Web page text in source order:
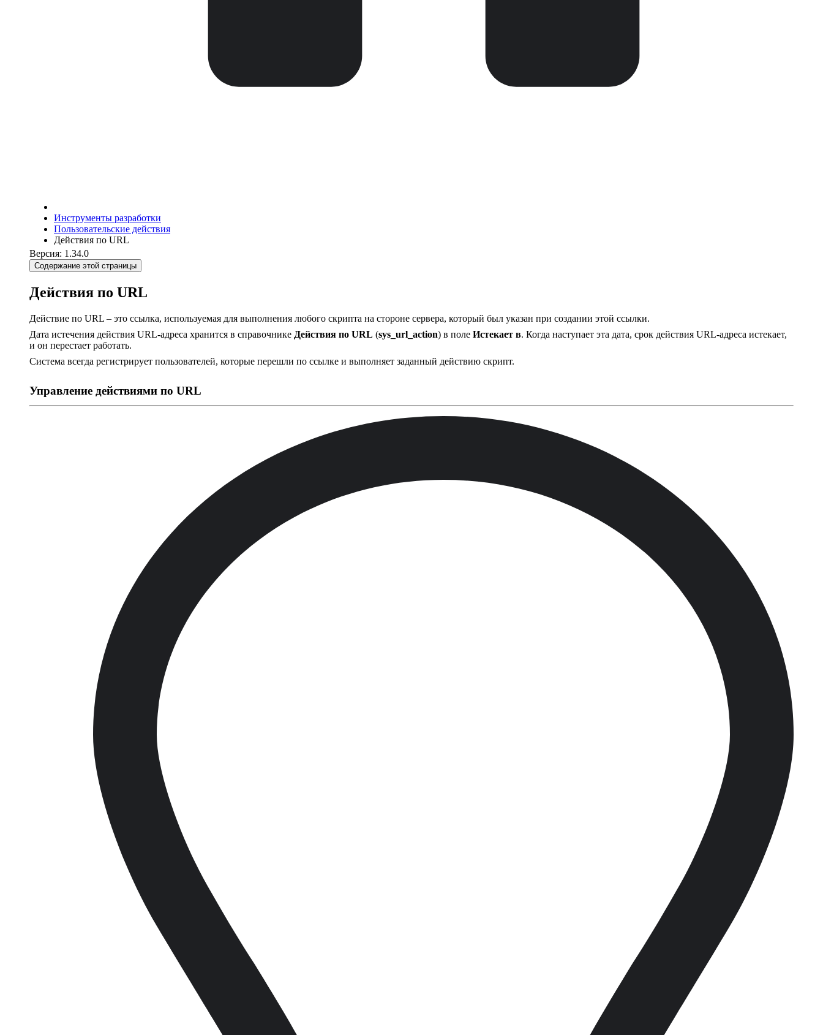
Инструменты разработки
Пользовательские действия
Действия по URL
Версия: 1.34.0
Содержание этой страницы
Действия по URL
Действие по URL – это ссылка, используемая для выполнения любого скрипта на стороне сервера, который был указан при создании этой ссылки.
Дата истечения действия URL-адреса хранится в справочнике Действия по URL (sys_url_action) в поле Истекает в. Когда наступает эта дата, срок действия URL-адреса истекает,
и он перестает работать.
Система всегда регистрирует пользователей, которые перешли по ссылке и выполняет заданный действию скрипт.
Управление действиями по URL